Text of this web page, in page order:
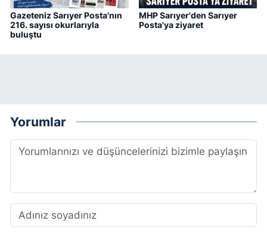
Gazeteniz Sarıyer Posta'nın
216. sayısı okurlarıyla
buluştu
MHP Sarıyer'den Sarıyer
Posta'ya ziyaret
Yorumlar